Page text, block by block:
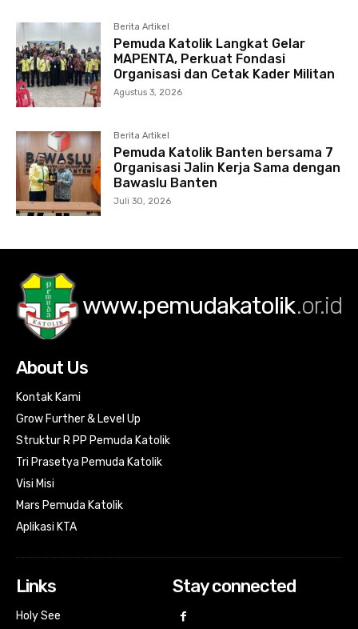
Berita Artikel
Pemuda Katolik Langkat Gelar
MAPENTA, Perkuat Fondasi
Organisasi dan Cetak Kader Militan
Agustus 3, 2026
Berita Artikel
Pemuda Katolik Banten bersama 7
Organisasi Jalin Kerja Sama dengan
Bawaslu Banten
Juli 30, 2026
www.pemudakatolik.or.id
About Us
Kontak Kami
Grow Further & Level Up
Struktur R PP Pemuda Katolik
Tri Prasetya Pemuda Katolik
Visi Misi
Mars Pemuda Katolik
Aplikasi KTA
Links
Holy See
Stay connected